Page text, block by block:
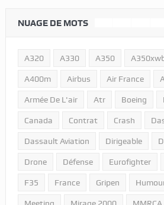
NUAGE DE MOTS
A320 A330 A350
A400m Airbus Air France
Armée De L'air Atr Boeing
Canada Contrat Crash
Dassault Aviation Dirigeable
Drone Défense Eurofighter
F35 France Gripen